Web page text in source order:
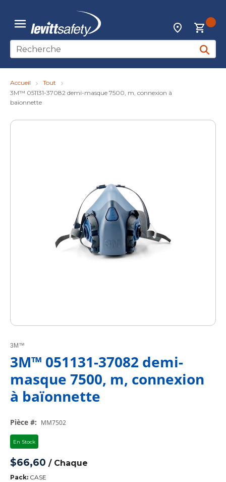
Skip to main content
menu
Localisateur
Recherche sur le site
Accueil
Tout
3M™ 051131-37082 demi-masque 7500, m, connexion à
baïonnette
3M™
3M™ 051131-37082 demi-
masque 7500, m, connexion
à baïonnette
Pièce #: MM7502
En Stock
$66,60 / Chaque
Pack: CASE